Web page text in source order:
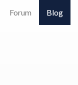
Forum Blog